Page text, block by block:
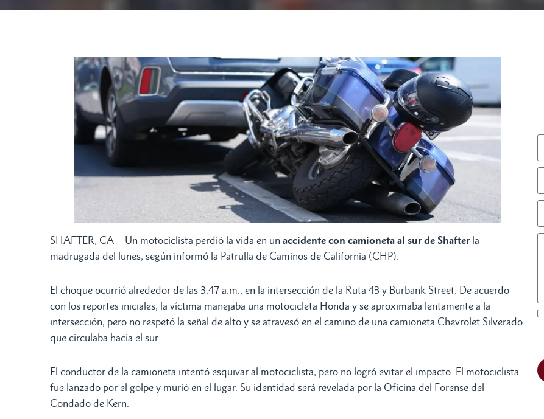
SHAFTER, CA – Un motociclista perdió la vida en un accidente con camioneta al sur de Shafterla
madrugada del lunes, según informó la Patrulla de Caminos de California (CHP).
El choque ocurrió alrededor de las 3:47 a.m., en la intersección de la Ruta 43 y Burbank Street. De acuerdo
con los reportes iniciales, la víctima manejaba una motocicleta Honda y se aproximaba lentamente a la
intersección, pero no respetó la señal de alto y se atravesó en el camino de una camioneta Chevrolet Silverado
que circulaba hacia el sur.
El conductor de la camioneta intentó esquivar al motociclista, pero no logró evitar el impacto. El motociclista
fue lanzado por el golpe y murió en el lugar. Su identidad será revelada por la Oficina del Forense del
Condado de Kern.